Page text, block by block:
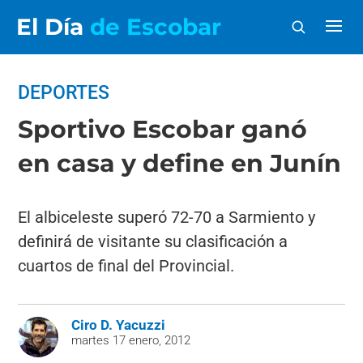
El Día de Escobar
DEPORTES
Sportivo Escobar ganó
en casa y define en Junín
El albiceleste superó 72-70 a Sarmiento y
definirá de visitante su clasificación a
cuartos de final del Provincial.
Ciro D. Yacuzzi
martes 17 enero, 2012